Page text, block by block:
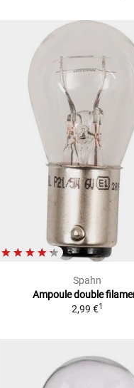
Spahn
Ampoule double
2,99 €1